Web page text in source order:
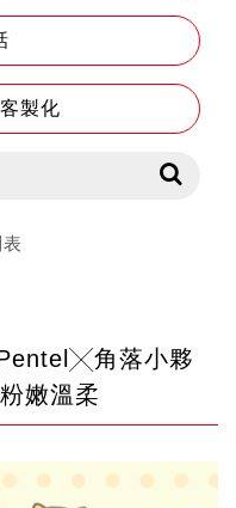
筆
製化
角落小夥
嫩溫柔